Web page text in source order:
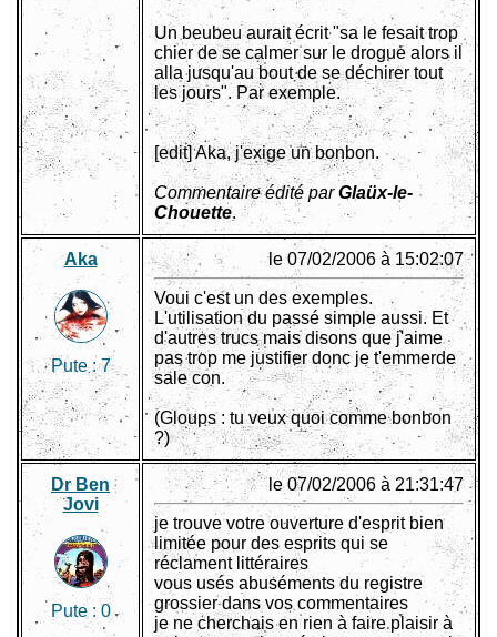
Un beubeu aurait écrit "sa le fesait trop
chier de se calmer sur le drogue alors il
alla jusqu'au bout de se déchirer tout
les jours". Par exemple.
[edit] Aka, j'exige un bonbon.
Commentaire édité parGlaüx-le-
Chouette.
Aka
Pute :7
le 07/02/2006 à 15:02:07
Voui c'est un des exemples.
L'utilisation du passé simple aussi. Et
d'autres trucs mais disons que j'aime
pas trop me justifier donc je t'emmerde
sale con.
(Gloups : tu veux quoi comme bonbon
?)
Dr Ben
Jovi
Pute :0
le 07/02/2006 à 21:31:47
je trouve votre ouverture d'esprit bien
limitée pour des esprits qui se
réclament littéraires
vous usés abuséments du registre
grossier dans vos commentaires
je ne cherchais en rien à faire plaisir à